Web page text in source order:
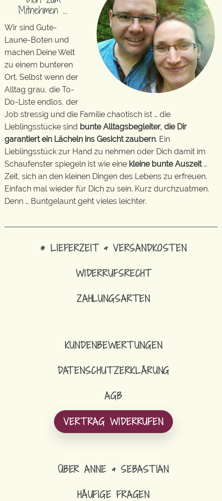
Mitnehmen …
Wir sind Gute-
Laune-Boten und
machen Deine Welt
zu einem bunteren
Ort. Selbst wenn der
Alltag grau, die To-
Do-Liste endlos, der
Job stressig und die Familie chaotisch ist … die
Lieblingsstücke sind bunte Alltagsbegleiter, die Dir
garantiert ein Lächeln ins Gesicht zaubern. Ein
Lieblingsstück zur Hand zu nehmen oder Dich damit im
Schaufenster spiegeln ist wie eine kleine bunte Auszeit…
Zeit, sich an den kleinen Dingen des Lebens zu erfreuen.
Einfach mal wieder für Dich zu sein. Kurz durchzuatmen.
Denn … Buntgelaunt geht vieles leichter.
* LIEFERZEIT & VERSANDKOSTEN
WIDERRUFSRECHT
ZAHLUNGSARTEN
KUNDENBEWERTUNGEN
DATENSCHUTZERKLÄRUNG
AGB
VERTRAG WIDERRUFEN
ÜBER ANNE & SEBASTIAN
HÄUFIGE FRAGEN